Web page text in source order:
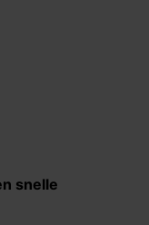
snelle